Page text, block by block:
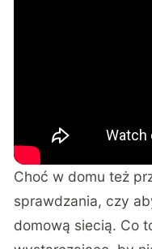
Choć w domu też
sprawdzania, czy
domową siecią. Co